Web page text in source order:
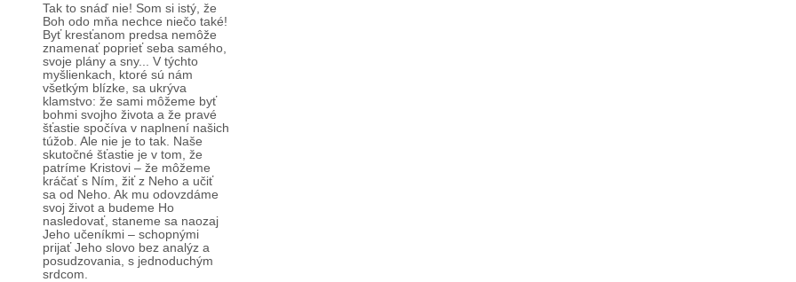
Tak to snáď nie! Som si istý, že
Boh odo mňa nechce niečo také!
Byť kresťanom predsa nemôže
znamenať poprieť seba samého,
svoje plány a sny... V týchto
myšlienkach, ktoré sú nám
všetkým blízke, sa ukrýva
klamstvo: že sami môžeme byť
bohmi svojho života a že pravé
šťastie spočíva v naplnení našich
túžob. Ale nie je to tak. Naše
skutočné šťastie je v tom, že
patríme Kristovi – že môžeme
kráčať s Ním, žiť z Neho a učiť
sa od Neho. Ak mu odovzdáme
svoj život a budeme Ho
nasledovať, staneme sa naozaj
Jeho učeníkmi – schopnými
prijať Jeho slovo bez analýz a
posudzovania, s jednoduchým
srdcom.